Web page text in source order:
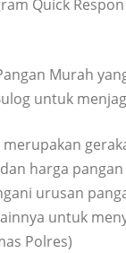
Quick
Murah
untuk
harga
urusan
untuk
Polres)